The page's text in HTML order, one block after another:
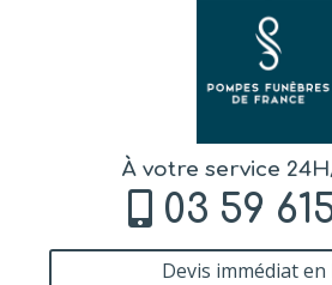
À votre service
03 59
Devis immédiat en